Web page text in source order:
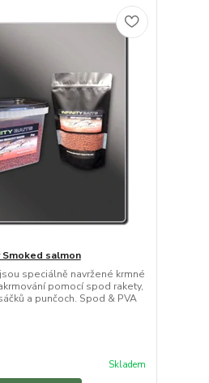
salmon
speciálně navržené krmné
pomocí spod rakety,
a punčoch. Spod & PVA
Skladem